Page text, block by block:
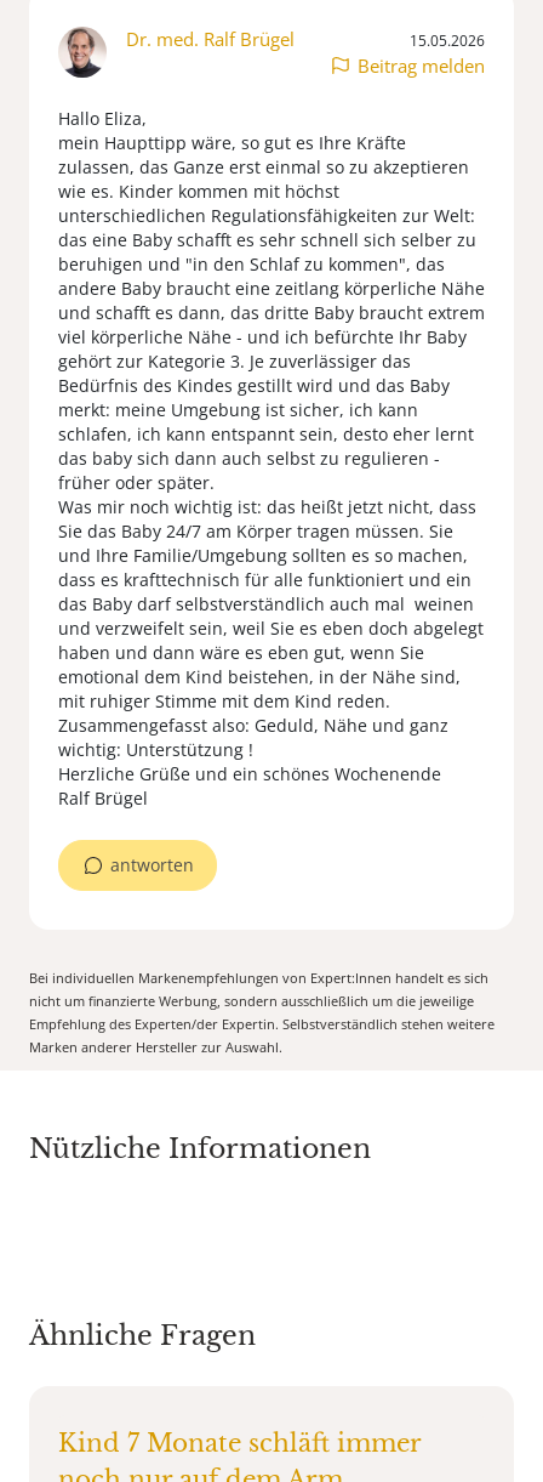
Dr. med. Ralf Brügel 15.05.2026
Beitrag melden
Hallo Eliza,
mein Haupttipp wäre, so gut es Ihre Kräfte
zulassen, das Ganze erst einmal so zu akzeptieren
wie es. Kinder kommen mit höchst
unterschiedlichen Regulationsfähigkeiten zur Welt:
das eine Baby schafft es sehr schnell sich selber zu
beruhigen und "in den Schlaf zu kommen", das
andere Baby braucht eine zeitlang körperliche Nähe
und schafft es dann, das dritte Baby braucht extrem
viel körperliche Nähe - und ich befürchte Ihr Baby
gehört zur Kategorie 3. Je zuverlässiger das
Bedürfnis des Kindes gestillt wird und das Baby
merkt: meine Umgebung ist sicher, ich kann
schlafen, ich kann entspannt sein, desto eher lernt
das baby sich dann auch selbst zu regulieren -
früher oder später.
Was mir noch wichtig ist: das heißt jetzt nicht, dass
Sie das Baby 24/7 am Körper tragen müssen. Sie
und Ihre Familie/Umgebung sollten es so machen,
dass es krafttechnisch für alle funktioniert und ein
das Baby darf selbstverständlich auch mal weinen
und verzweifelt sein, weil Sie es eben doch abgelegt
haben und dann wäre es eben gut, wenn Sie
emotional dem Kind beistehen, in der Nähe sind,
mit ruhiger Stimme mit dem Kind reden.
Zusammengefasst also: Geduld, Nähe und ganz
wichtig: Unterstützung !
Herzliche Grüße und ein schönes Wochenende
Ralf Brügel
antworten
Bei individuellen Markenempfehlungen von Expert:Innen handelt es sich
nicht um finanzierte Werbung, sondern ausschließlich um die jeweilige
Empfehlung des Experten/der Expertin. Selbstverständlich stehen weitere
Marken anderer Hersteller zur Auswahl.
Nützliche Informationen
Ähnliche Fragen
Kind 7 Monate schläft immer